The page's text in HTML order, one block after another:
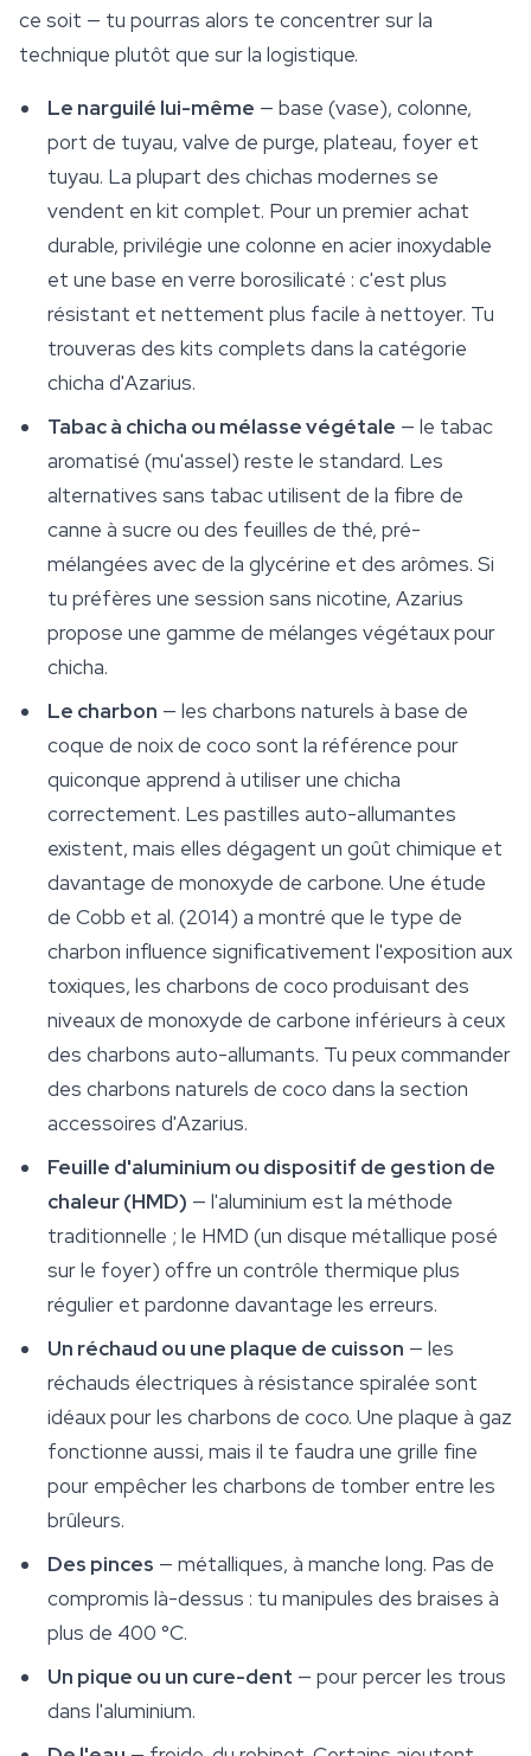
ce soit — tu pourras alors te concentrer sur la
technique plutôt que sur la logistique.
Le narguilé lui-même — base (vase), colonne,
port de tuyau, valve de purge, plateau, foyer et
tuyau. La plupart des chichas modernes se
vendent en kit complet. Pour un premier achat
durable, privilégie une colonne en acier inoxydable
et une base en verre borosilicaté : c'est plus
résistant et nettement plus facile à nettoyer. Tu
trouveras des kits complets dans la catégorie
chicha d'Azarius.
Tabac à chicha ou mélasse végétale — le tabac
aromatisé (mu'assel) reste le standard. Les
alternatives sans tabac utilisent de la fibre de
canne à sucre ou des feuilles de thé, pré-
mélangées avec de la glycérine et des arômes. Si
tu préfères une session sans nicotine, Azarius
propose une gamme de mélanges végétaux pour
chicha.
Le charbon — les charbons naturels à base de
coque de noix de coco sont la référence pour
quiconque apprend à utiliser une chicha
correctement. Les pastilles auto-allumantes
existent, mais elles dégagent un goût chimique et
davantage de monoxyde de carbone. Une étude
de Cobb et al. (2014) a montré que le type de
charbon influence significativement l'exposition aux
toxiques, les charbons de coco produisant des
niveaux de monoxyde de carbone inférieurs à ceux
des charbons auto-allumants. Tu peux commander
des charbons naturels de coco dans la section
accessoires d'Azarius.
Feuille d'aluminium ou dispositif de gestion de
chaleur (HMD) — l'aluminium est la méthode
traditionnelle ; le HMD (un disque métallique posé
sur le foyer) offre un contrôle thermique plus
régulier et pardonne davantage les erreurs.
Un réchaud ou une plaque de cuisson — les
réchauds électriques à résistance spiralée sont
idéaux pour les charbons de coco. Une plaque à gaz
fonctionne aussi, mais il te faudra une grille fine
pour empêcher les charbons de tomber entre les
brûleurs.
Des pinces — métalliques, à manche long. Pas de
compromis là-dessus : tu manipules des braises à
plus de 400 °C.
Un pique ou un cure-dent — pour percer les trous
dans l'aluminium.